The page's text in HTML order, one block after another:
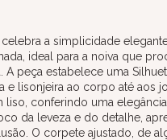
a simplicidade
ideal para a noiva que
peça estabelece uma
e lisonjeira ao corpo até aos
conferindo uma
da leveza e do detalhe,
O corpete ajustado, de